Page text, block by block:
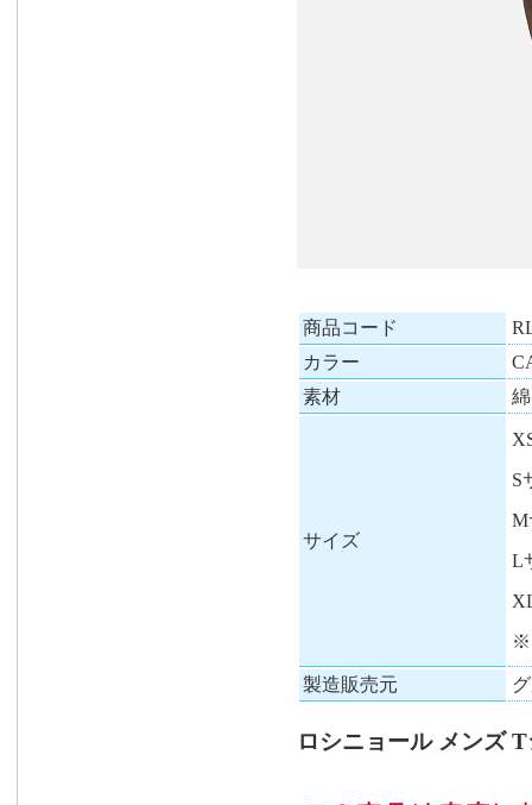
商品コード
カラー
素材
サイズ
S
M
L
※
製造販売元
ロシニョール メンズ